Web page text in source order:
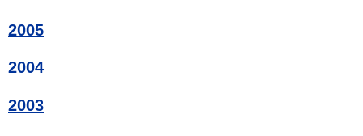
2005
2004
2003